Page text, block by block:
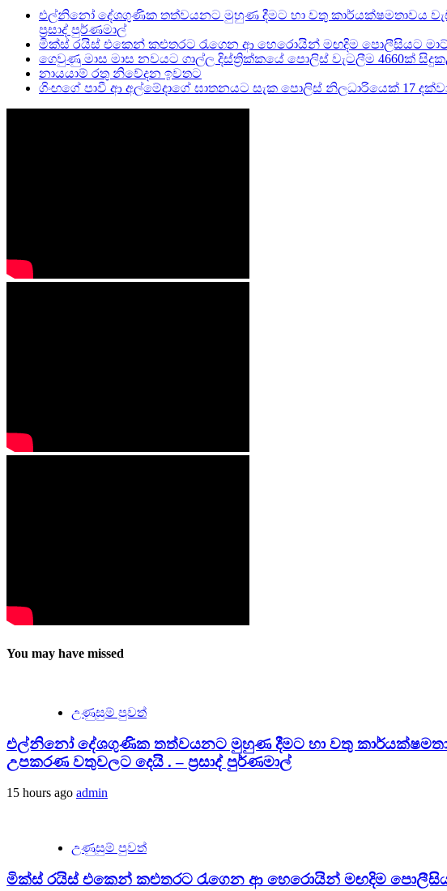
එල්නිනෝ දේශගුණික තත්වයනට මුහුණ දීමට හා වතු කාර්යක්ෂමතාවය
ප්‍රසාද් පුර්ණමාල්
මික්ස් රයිස් එකෙන් කළුතරට රැගෙන ආ හෙරොයින් මඟදිම පොලීසියට
ගෙවුණු මාස මාස නවයට ගාල්ල දිස්ත්‍රික්කයේ පොලිස් වැටලීම 4660ක්
නායයාම් රතු නිවේදන ඉවතට
ගිංඟගේ පාවී ආ අල්මේදාගේ ඝාතනයට සැක පොලිස් නිලධාරියෙක් 17
You may have missed
උණුසුම් පුවත්
එල්නිනෝ දේශගුණික තත්වයනට මුහුණ දීමට හා වතු
උපකරණ වතුවලට දෙයි . – ප්‍රසාද් පුර්ණමාල්
15 hours ago admin
උණුසුම් පුවත්
මික්ස් රයිස් එකෙන් කළුතරට රැගෙන ආ හෙරොයින් මඟදිම